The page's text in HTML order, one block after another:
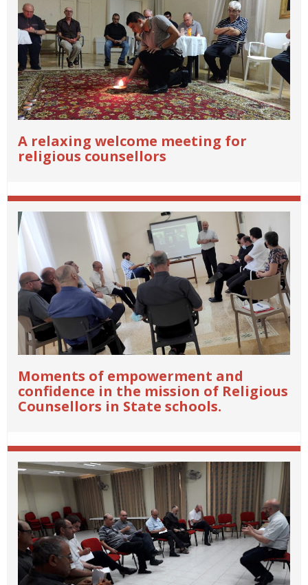
A relaxing welcome meeting for
religious counsellors
Moments of empowerment and
confidence in the mission of Religious
Counsellors in State schools.